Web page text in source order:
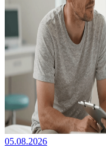
05.08.2026